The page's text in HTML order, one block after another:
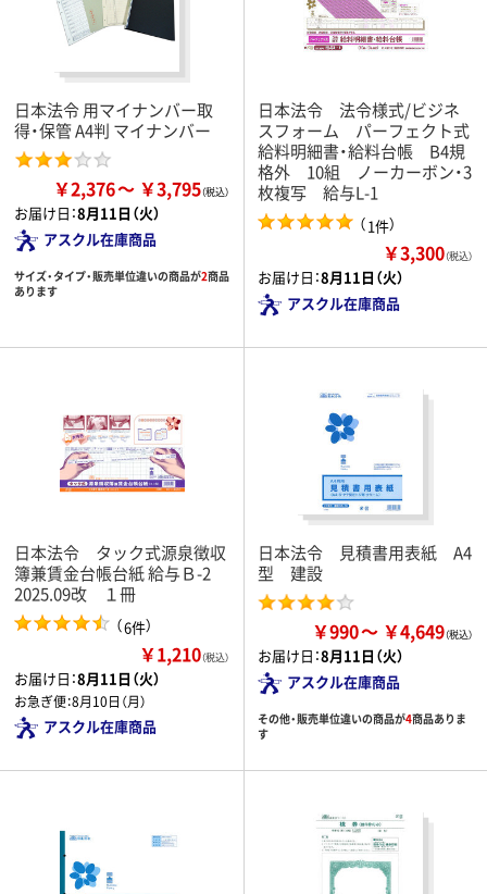
日本法令 用マイナンバー取
得・保管 A4判 マイナンバー
￥2,376 ￥3,795
お届け日：8月11日（火）
アスクル在庫商品
サイズ・タイプ・販売単位違いの商品が2商品
あります
日本法令 法令様式/ビジネ
スフォーム パーフェクト式
給料明細書・給料台帳 B4規
格外 10組 ノーカーボン・3
枚複写 給与L-1
（1件）
￥3,300（税込）
お届け日：8月11日（火）
アスクル在庫商品
日本法令 タック式源泉徴収
簿兼賃金台帳台紙 給与Ｂ-2
2025.09改 １冊
（6件）
￥1,210（税込）
お届け日：8月11日（火）
お急ぎ便：8月10日（月）
アスクル在庫商品
日本法令 見積書用表紙 A4
型 建設
￥990 ￥4,649
お届け日：8月11日（火）
アスクル在庫商品
その他・販売単位違いの商品が4商品ありま
す